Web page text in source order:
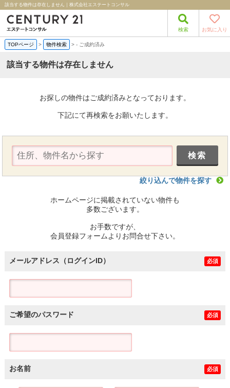
該当する物件は存在しません｜株式会社エステートコンサル
検索 お気に入り
TOPページ > 物件検索 >- ご成約済み
該当する物件は存在しません
お探しの物件はご成約済みとなっております。
下記にて再検索をお願いたします。
絞り込んで物件を探す
ホームページに掲載されていない物件も
多数ございます。
お手数ですが、
会員登録フォームよりお問合せ下さい。
メールアドレス（ログインID） 必須
ご希望のパスワード 必須
お名前 必須